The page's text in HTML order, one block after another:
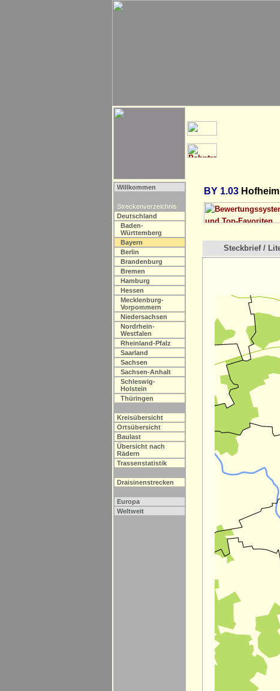
Willkommen
Streckenverzeichnis
Deutschland
Baden-
Württemberg
Bayern
Berlin
Brandenburg
Bremen
Hamburg
Hessen
Mecklenburg-
Vorpommern
Niedersachsen
Nordrhein-
Westfalen
Rheinland-Pfalz
Saarland
Sachsen
Sachsen-Anhalt
Schleswig-
Holstein
Thüringen
Kreisübersicht
Ortsübersicht
Baulast
Übersicht nach
Rädern
Trassenstatistik
Draisinenstrecken
Europa
Weltweit
BY 1.03
Steckbrief /